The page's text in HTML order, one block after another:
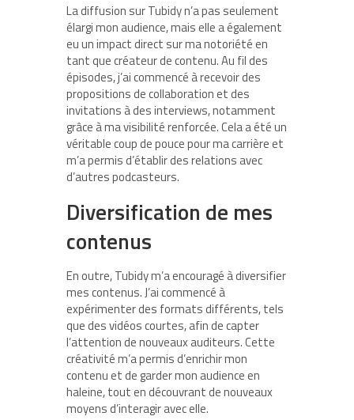
La diffusion sur Tubidy n’a pas seulement
élargi mon audience, mais elle a également
eu un impact direct sur ma notoriété en
tant que créateur de contenu. Au fil des
épisodes, j’ai commencé à recevoir des
propositions de collaboration et des
invitations à des interviews, notamment
grâce à ma visibilité renforcée. Cela a été un
véritable coup de pouce pour ma carrière et
m’a permis d’établir des relations avec
d’autres podcasteurs.
Diversification de mes
contenus
En outre, Tubidy m’a encouragé à diversifier
mes contenus. J’ai commencé à
expérimenter des formats différents, tels
que des vidéos courtes, afin de capter
l’attention de nouveaux auditeurs. Cette
créativité m’a permis d’enrichir mon
contenu et de garder mon audience en
haleine, tout en découvrant de nouveaux
moyens d’interagir avec elle.